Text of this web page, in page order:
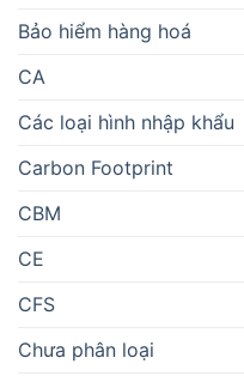
Bảo hiểm hàng hoá
CA
Các loại hình nhập khẩu
Carbon Footprint
CBM
CE
CFS
Chưa phân loại